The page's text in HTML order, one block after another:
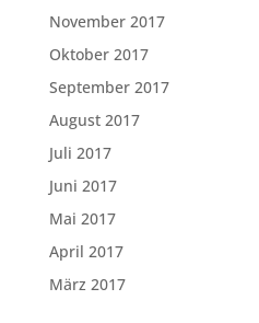
November 2017
Oktober 2017
September 2017
August 2017
Juli 2017
Juni 2017
Mai 2017
April 2017
März 2017